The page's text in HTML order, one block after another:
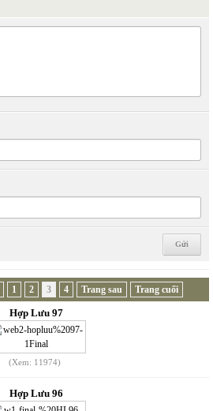
1 2 3 4 Trang sau Trang cuối
Hợp Lưu 97
(Xem: 11974)
Hợp Lưu 96